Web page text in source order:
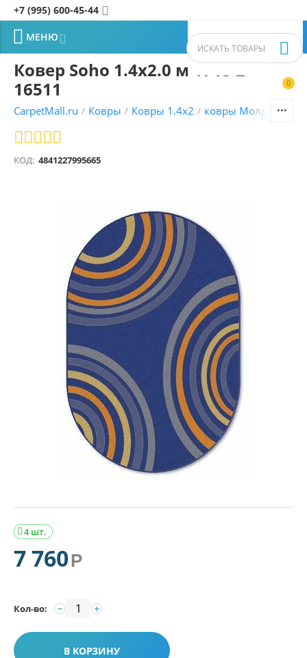
+7 (995) 600-45-44 
0


 МЕНЮ
Ковер Soho 1.4x2.0 м 1713 2
16511
CarpetMall.ru / Ковры / Ковры 1.4x2 / ковры Молдавские
КОД: 4841227995665
4 шт.

7 760Р
Кол-во: +
−
В КОРЗИНУ